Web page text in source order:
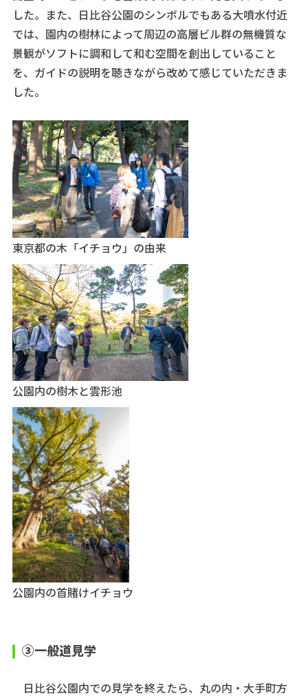
した。また、日比谷公園のシンボルでもある大噴水付近
では、園内の樹林によって周辺の高層ビル群の無機質な
景観がソフトに調和して和む空間を創出していること
を、ガイドの説明を聴きながら改めて感じていただきま
した。
東京都の木「イチョウ」の由来
公園内の樹木と雲形池
公園内の首賭けイチョウ
③一般道見学
日比谷公園内での見学を終えたら、丸の内・大手町方